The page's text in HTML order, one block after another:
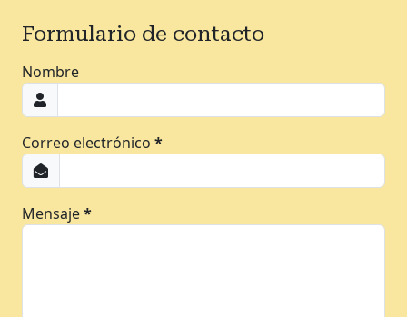
Formulario de contacto
Nombre
Correo electrónico *
Mensaje*